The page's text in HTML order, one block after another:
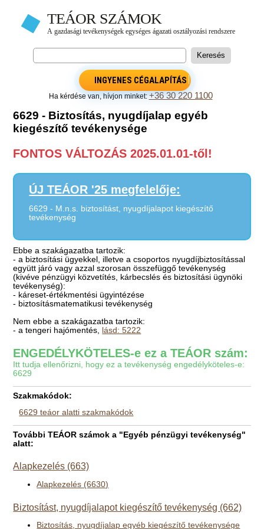
INGYENES CÉGALAPÍTÁS
Ha kérdése van, hívjon minket:+36 30 220 1100
6629 - Biztosítás, nyugdíjalap egyéb
kiegészítő tevékenysége
FONTOS VÁLTOZÁS 2025.01.01-től!
ÚJ TEÁOR '25 megfelelője:
6629 - M.n.s. biztosítást, nyugdíjalapot kiegészítő
tevékenység
Ebbe a szakágazatba tartozik:
- a biztosítási ügyekkel, illetve a csoportos nyugdíjbiztosítással
együtt járó vagy azzal szorosan összefüggő tevékenység
(kivéve pénzügyi közvetítés, kárbecslés és biztosítási ügynöki
tevékenység):
- káreset-értékmentési ügyintézése
- biztosításmatematikusi tevékenység
Nem ebbe a szakágazatba tartozik:
- a tengeri hajómentés, lásd: 5222
ENGEDÉLYKÖTELES-e ez a TEÁOR szám:
Itt tudja ellenőrizni, hogy ez a tevékenység engedélyköteles-e:
6629
Szakmakódok:
6629 teáor alatti szakmakódok
További TEÁOR számok a "Egyéb pénzügyi tevékenység"
alatt:
Alapkezelés (663)
Alapkezelés (6630)
Biztosítást, nyugdíjalapot kiegészítő tevékenység (662)
Biztosítás, nyugdíjalap egyéb kiegészítő tevékenysége